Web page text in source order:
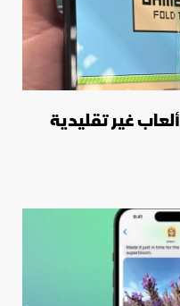
سلك الشاحن ذراع تحكم.. 3 ألعاب غير تقليدية